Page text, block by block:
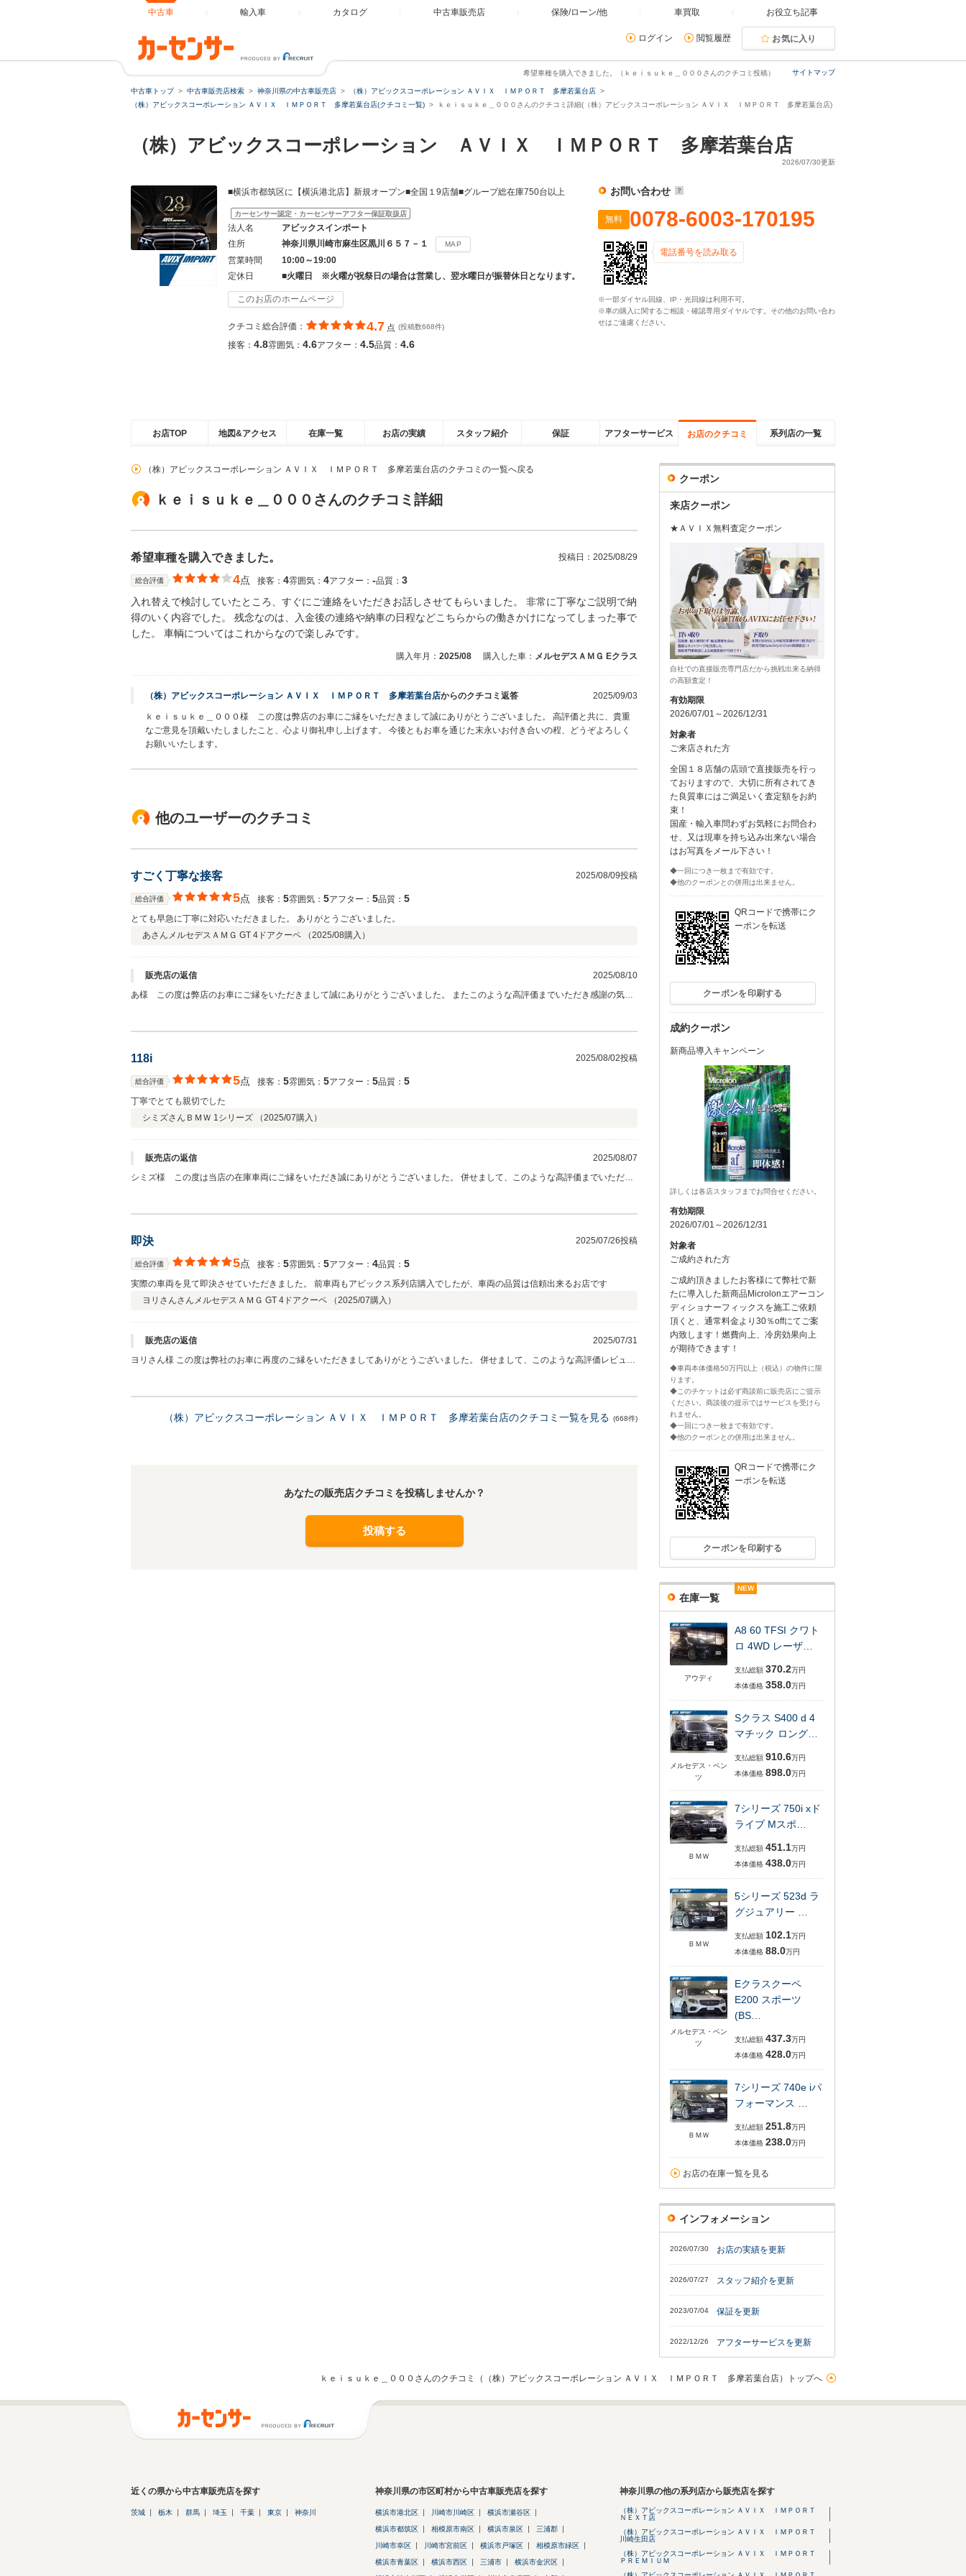
中古車 輸入車 カタログ 中古車販売店 保険/ローン/他 車買取 お役立ち記事
ログイン 閲覧履歴 お気に入り
サイトマップ
希望車種を購入できました。（ｋｅｉｓｕｋｅ＿０００さんのクチコミ投稿）
中古車トップ 中古車販売店検索 神奈川県の中古車販売店
（株）アビックスコーポレーション ＡＶＩＸ ＩＭＰＯＲＴ 多摩若葉台店
（株）アビックスコーポレーション ＡＶＩＸ ＩＭＰＯＲＴ 多摩若葉台店(クチコミ一覧)
ｋｅｉｓｕｋｅ＿０００さんのクチコミ詳細(（株）アビックスコーポレーション ＡＶＩＸ ＩＭＰＯＲＴ 多摩若葉台店)
（株）アビックスコーポレーション ＡＶＩＸ ＩＭＰＯＲＴ 多摩若葉台店
2026/07/30更新
■横浜市都筑区に【横浜港北店】新規オープン■全国１9店舗■グループ総在庫750台以上
カーセンサー認定・カーセンサーアフター保証取扱店
法人名
アビックスインポート
住所
神奈川県川崎市麻生区黒川６５７－１ MAP
営業時間
10:00～19:00
定休日
■火曜日 ※火曜が祝祭日の場合は営業し、翌水曜日が振替休日となります。
このお店のホームページ
クチコミ総合評価： 4.7 点 (投稿数668件)
接客： 4.8雰囲気： 4.6アフター： 4.5品質： 4.6
お問い合わせ
無料 0078-6003-170195
電話番号を読み取る
※一部ダイヤル回線、IP・光回線は利用不可。
※車の購入に関するご相談・確認専用ダイヤルです。その他のお問い合わ
せはご遠慮ください。
お店TOP 地図&アクセス 在庫一覧 お店の実績 スタッフ紹介 保証 アフターサービス お店のクチコミ 系列店の一覧
（株）アビックスコーポレーション ＡＶＩＸ ＩＭＰＯＲＴ 多摩若葉台店のクチコミの一覧へ戻る
ｋｅｉｓｕｋｅ＿０００さんのクチコミ詳細
希望車種を購入できました。 投稿日： 2025/08/29
総合評価 4点 接客： 4雰囲気： 4アフター： ‐品質： 3
入れ替えで検討していたところ、すぐにご連絡をいただきお話しさせてもらいました。 非常に丁寧なご説明で納
得のいく内容でした。 残念なのは、入金後の連絡や納車の日程などこちらからの働きかけになってしまった事で
した。 車輌についてはこれからなので楽しみです。
購入年月： 2025/08 購入した車： メルセデスＡＭＧ Eクラス
（株）アビックスコーポレーション ＡＶＩＸ ＩＭＰＯＲＴ 多摩若葉台店からのクチコミ返答 2025/09/03
ｋｅｉｓｕｋｅ＿０００様 この度は弊店のお車にご縁をいただきまして誠にありがとうございました。 高評価と共に、貴重
なご意見を頂戴いたしましたこと、心より御礼申し上げます。 今後ともお車を通じた末永いお付き合いの程、どうぞよろしく
お願いいたします。
他のユーザーのクチコミ
すごく丁寧な接客 2025/08/09投稿
総合評価 5点 接客： 5雰囲気： 5アフター： 5品質： 5
とても早急に丁寧に対応いただきました。 ありがとうございました。
あさん メルセデスＡＭＧ GT 4ドアクーペ （2025/08購入）
販売店の返信
2025/08/10
あ様 この度は弊店のお車にご縁をいただきまして誠にありがとうございました。 またこのような高評価までいただき感謝の気持
118i 2025/08/02投稿
総合評価 5点 接客： 5雰囲気： 5アフター： 5品質： 5
丁寧でとても親切でした
シミズさん ＢＭＷ 1シリーズ （2025/07購入）
販売店の返信
2025/08/07
シミズ様 この度は当店の在庫車両にご縁をいただき誠にありがとうございました。 併せまして、このような高評価までいただき
即決 2025/07/26投稿
総合評価 5点 接客： 5雰囲気： 5アフター： 4品質： 5
実際の車両を見て即決させていただきました。 前車両もアビックス系列店購入でしたが、車両の品質は信頼出来るお店です
ヨリさんさん メルセデスＡＭＧ GT 4ドアクーペ （2025/07購入）
販売店の返信
2025/07/31
ヨリさん様 この度は弊社のお車に再度のご縁をいただきましてありがとうございました。 併せまして、このような高評価レビュー
（株）アビックスコーポレーション ＡＶＩＸ ＩＭＰＯＲＴ 多摩若葉台店のクチコミ一覧を見る (668件)
あなたの販売店クチコミを投稿しませんか？
投稿する
クーポン
来店クーポン
★ＡＶＩＸ無料査定クーポン
自社での直接販売専門店だから挑戦出来る納得
の高額査定！
有効期限
2026/07/01～2026/12/31
対象者
ご来店された方
全国１８店舗の店頭で直接販売を行っ
ておりますので、大切に所有されてき
た良質車にはご満足いく査定額をお約
束！
国産・輸入車問わずお気軽にお問合わ
せ、又は現車を持ち込み出来ない場合
はお写真をメール下さい！
◆一回につき一枚まで有効です。
◆他のクーポンとの併用は出来ません。
QRコードで携帯にク
ーポンを転送
クーポンを印刷する
成約クーポン
新商品導入キャンペーン
詳しくは各店スタッフまでお問合せください。
有効期限
2026/07/01～2026/12/31
対象者
ご成約された方
ご成約頂きましたお客様にて弊社で新
たに導入した新商品Microlonエアーコン
ディショナーフィックスを施工ご依頼
頂くと、通常料金より30％offにてご案
内致します！燃費向上、冷房効果向上
が期待できます！
◆車両本体価格50万円以上（税込）の物件に限
ります。
◆このチケットは必ず商談前に販売店にご提示
ください。商談後の提示ではサービスを受けら
れません。
◆一回につき一枚まで有効です。
◆他のクーポンとの併用は出来ません。
QRコードで携帯にク
ーポンを転送
クーポンを印刷する
在庫一覧
アウディ
NEW
A8 60 TFSI クワト
ロ 4WD レーザ…
支払総額 370.2万円
本体価格 358.0万円
メルセデス・ベン
ツ
NEW
Sクラス S400 d 4
マチック ロング…
支払総額 910.6万円
本体価格 898.0万円
ＢＭＷ
NEW
7シリーズ 750i xド
ライブ Mスポ…
支払総額 451.1万円
本体価格 438.0万円
ＢＭＷ
5シリーズ 523d ラ
グジュアリー …
支払総額 102.1万円
本体価格 88.0万円
メルセデス・ベン
ツ
Eクラスクーペ
E200 スポーツ
(BS…
支払総額 437.3万円
本体価格 428.0万円
ＢＭＷ
7シリーズ 740e iパ
フォーマンス …
支払総額 251.8万円
本体価格 238.0万円
お店の在庫一覧を見る
インフォメーション
2026/07/30 お店の実績を更新
2026/07/27 スタッフ紹介を更新
2023/07/04 保証を更新
2022/12/26 アフターサービスを更新
ｋｅｉｓｕｋｅ＿０００さんのクチコミ（（株）アビックスコーポレーション ＡＶＩＸ ＩＭＰＯＲＴ 多摩若葉台店）トップへ
近くの県から中古車販売店を探す
茨城 栃木 群馬 埼玉 千葉 東京 神奈川
神奈川県の市区町村から中古車販売店を探す
横浜市港北区 川崎市川崎区 横浜市瀬谷区
横浜市都筑区 相模原市南区 横浜市泉区 三浦郡
川崎市幸区 川崎市宮前区 横浜市戸塚区 相模原市緑区
横浜市青葉区 横浜市西区 三浦市 横浜市金沢区
神奈川県の他の系列店から販売店を探す
（株）アビックスコーポレーション ＡＶＩＸ ＩＭＰＯＲＴ
ＮＥＸＴ店
（株）アビックスコーポレーション ＡＶＩＸ ＩＭＰＯＲＴ
川崎生田店
（株）アビックスコーポレーション ＡＶＩＸ ＩＭＰＯＲＴ
ＰＲＥＭＩＵＭ